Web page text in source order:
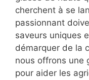
cherchent à se
passionnant
saveurs uniques
démarquer de la
nous offrons une
pour aider les